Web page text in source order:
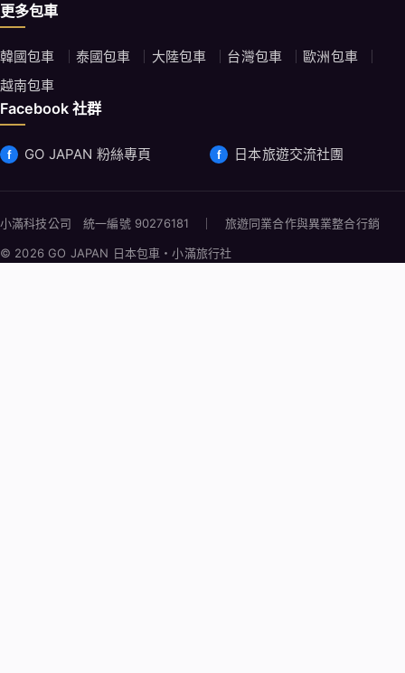
更多包車
韓國包車 泰國包車 大陸包車 台灣包車
歐洲包車
越南包車
Facebook 社群
GO JAPAN 粉絲專頁 日本旅遊交流社團
小滿科技公司 統一編號 90276181 ｜ 旅遊同業合作與異業整合行銷
© 2026 GO JAPAN 日本包車・小滿旅行社